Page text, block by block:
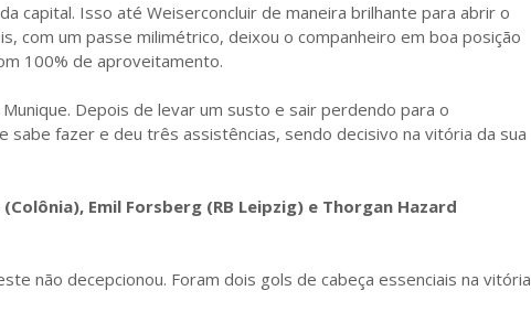
capital. Isso até Weiserconcluir de maneira brilhante para abrir o
com um passe milimétrico, deixou o companheiro em boa posição
100% de aproveitamento.
Depois de levar um susto e sair perdendo para o
sabe fazer e deu três assistências, sendo decisivo na vitória da sua
Emil Forsberg (RB Leipzig) e Thorgan Hazard
não decepcionou. Foram dois gols de cabeça essenciais na vitória